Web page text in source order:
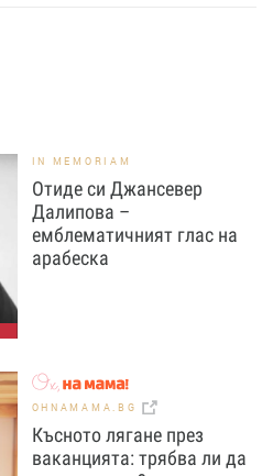
IN MEMORIAM
Отиде си Джансевер
Далипова –
емблематичният глас на
арабеска
OHNAMAMA.BG
Късното лягане през
ваканцията: трябва ли да